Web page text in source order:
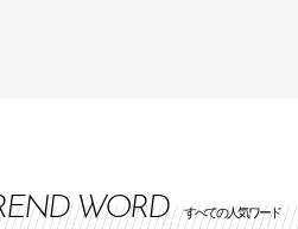
WORD すべての人気ワード